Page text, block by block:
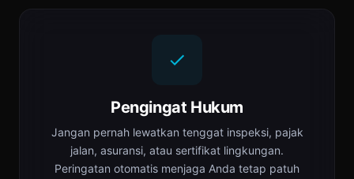
Pengingat Hukum
Jangan pernah lewatkan tenggat inspeksi, pajak
jalan, asuransi, atau sertifikat lingkungan.
Peringatan otomatis menjaga Anda tetap patuh